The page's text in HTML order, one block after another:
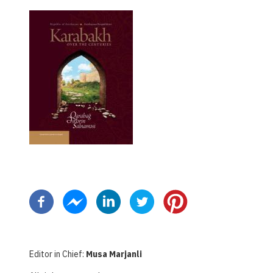
Editor in Chief: Musa Marjanli